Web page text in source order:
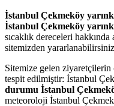
İstanbul Çekmeköy
İstanbul Çekmeköy
sıcaklık dereceleri
sitemizden
Sitemize gelen ziyaretçilerin
tespit edilmiştir: İstanbul
durumu İstanbul
meteoroloji İstanbul